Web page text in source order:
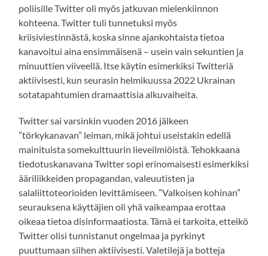
poliisille Twitter oli myös jatkuvan mielenkiinnon
kohteena. Twitter tuli tunnetuksi myös
kriisiviestinnästä, koska sinne ajankohtaista tietoa
kanavoitui aina ensimmäisenä – usein vain sekuntien ja
minuuttien viiveellä. Itse käytin esimerkiksi Twitteriä
aktiivisesti, kun seurasin helmikuussa 2022 Ukrainan
sotatapahtumien dramaattisia alkuvaiheita.
Twitter sai varsinkin vuoden 2016 jälkeen
”törkykanavan” leiman, mikä johtui useistakin edellä
mainituista somekulttuurin lieveilmiöistä. Tehokkaana
tiedotuskanavana Twitter sopi erinomaisesti esimerkiksi
ääriliikkeiden propagandan, valeuutisten ja
salaliittoteorioiden levittämiseen. ”Valkoisen kohinan”
seurauksena käyttäjien oli yhä vaikeampaa erottaa
oikeaa tietoa disinformaatiosta. Tämä ei tarkoita, etteikö
Twitter olisi tunnistanut ongelmaa ja pyrkinyt
puuttumaan siihen aktiivisesti. Valetilejä ja botteja